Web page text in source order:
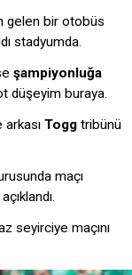
gelen bir otobüs
stadyumda.
şampiyonluğa
düşeyim buraya.
arkası Togg tribünü
maçı
seyirciye maçını